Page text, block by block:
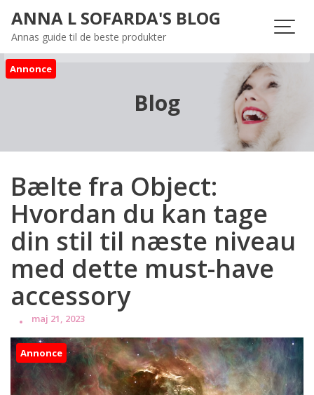
content
ANNA L SOFARDA'S BLOG
Annas guide til de beste produkter
Annonce
Blog
Bælte fra Object:
Hvordan du kan tage
din stil til næste niveau
med dette must-have
accessory
maj 21, 2023
Annonce